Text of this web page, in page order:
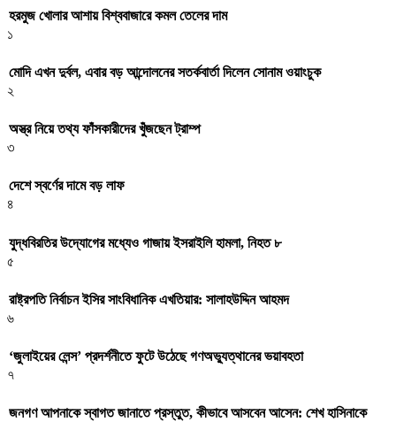
হরমুজ খোলার আশায় বিশ্ববাজারে কমল তেলের দাম
১
মোদি এখন দুর্বল, এবার বড় আন্দোলনের সতর্কবার্তা দিলেন সোনাম ওয়াংচুক
২
অস্ত্র নিয়ে তথ্য ফাঁসকারীদের খুঁজছেন ট্রাম্প
৩
দেশে স্বর্ণের দামে বড় লাফ
৪
যুদ্ধবিরতির উদ্যোগের মধ্যেও গাজায় ইসরাইলি হামলা, নিহত ৮
৫
রাষ্ট্রপতি নির্বাচন ইসির সাংবিধানিক এখতিয়ার: সালাহউদ্দিন আহমদ
৬
‘জুলাইয়ের লেন্স’ প্রদর্শনীতে ফুটে উঠেছে গণঅভ্যুত্থানের ভয়াবহতা
৭
জনগণ আপনাকে স্বাগত জানাতে প্রস্তুত, কীভাবে আসবেন আসেন: শেখ হাসিনাকে